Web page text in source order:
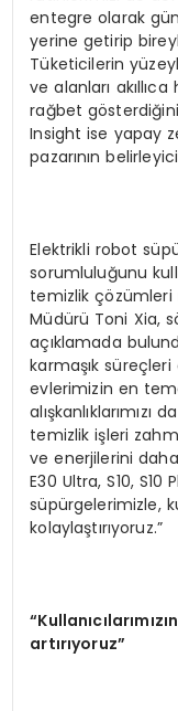
entegre olarak
yerine getirip
Tüketicilerin
ve alanları
rağbet
Insight ise yapay
pazarının
Elektrikli robot
sorumluluğunu
temizlik çözümleri
Müdürü Toni Xia,
açıklamada
karmaşık
evlerimizin en
temizlik işleri
ve enerjilerini
E30 Ultra, S10,
süpürgelerimizle,
kolaylaştırıyoruz.”
“Kullanıcılarımızı
artırıyoruz”